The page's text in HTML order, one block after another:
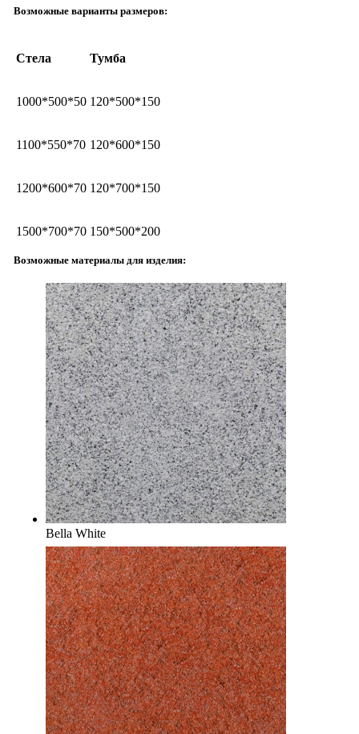
Возможные варианты размеров:
Стела Тумба
1000*500*50 120*500*150
1100*550*70 120*600*150
1200*600*70 120*700*150
1500*700*70 150*500*200
Возможные материалы для изделия:
Bella White